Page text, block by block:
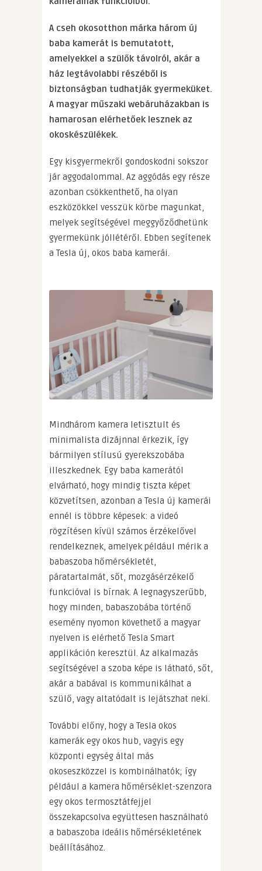
A cseh okosotthon márka három új
baba kamerát is bemutatott,
amelyekkel a szülők távolról, akár a
ház legtávolabbi részéből is
biztonságban tudhatják gyermeküket.
A magyar műszaki webáruházakban is
hamarosan elérhetőek lesznek az
okoskészülékek.
Egy kisgyermekről gondoskodni sokszor
jár aggodalommal. Az aggódás egy része
azonban csökkenthető, ha olyan
eszközökkel vesszük körbe magunkat,
melyek segítségével meggyőződhetünk
gyermekünk jóllétéről. Ebben segítenek
a Tesla új, okos baba kamerái.
Mindhárom kamera letisztult és
minimalista dizájnnal érkezik, így
bármilyen stílusú gyerekszobába
illeszkednek. Egy baba kamerától
elvárható, hogy mindig tiszta képet
közvetítsen, azonban a Tesla új kamerái
ennél is többre képesek: a videó
rögzítésen kívül számos érzékelővel
rendelkeznek, amelyek például mérik a
babaszoba hőmérsékletét,
páratartalmát, sőt, mozgásérzékelő
funkcióval is bírnak. A legnagyszerűbb,
hogy minden, babaszobába történő
esemény nyomon követhető a magyar
nyelven is elérhető Tesla Smart
applikáción keresztül. Az alkalmazás
segítségével a szoba képe is látható, sőt,
akár a babával is kommunikálhat a
szülő, vagy altatódalt is lejátszhat neki.
További előny, hogy a Tesla okos
kamerák egy okos hub, vagyis egy
központi egység által más
okoseszközzel is kombinálhatók; így
például a kamera hőmérséklet-szenzora
egy okos termosztátfejjel
összekapcsolva együttesen használható
a babaszoba ideális hőmérsékletének
beállításához.